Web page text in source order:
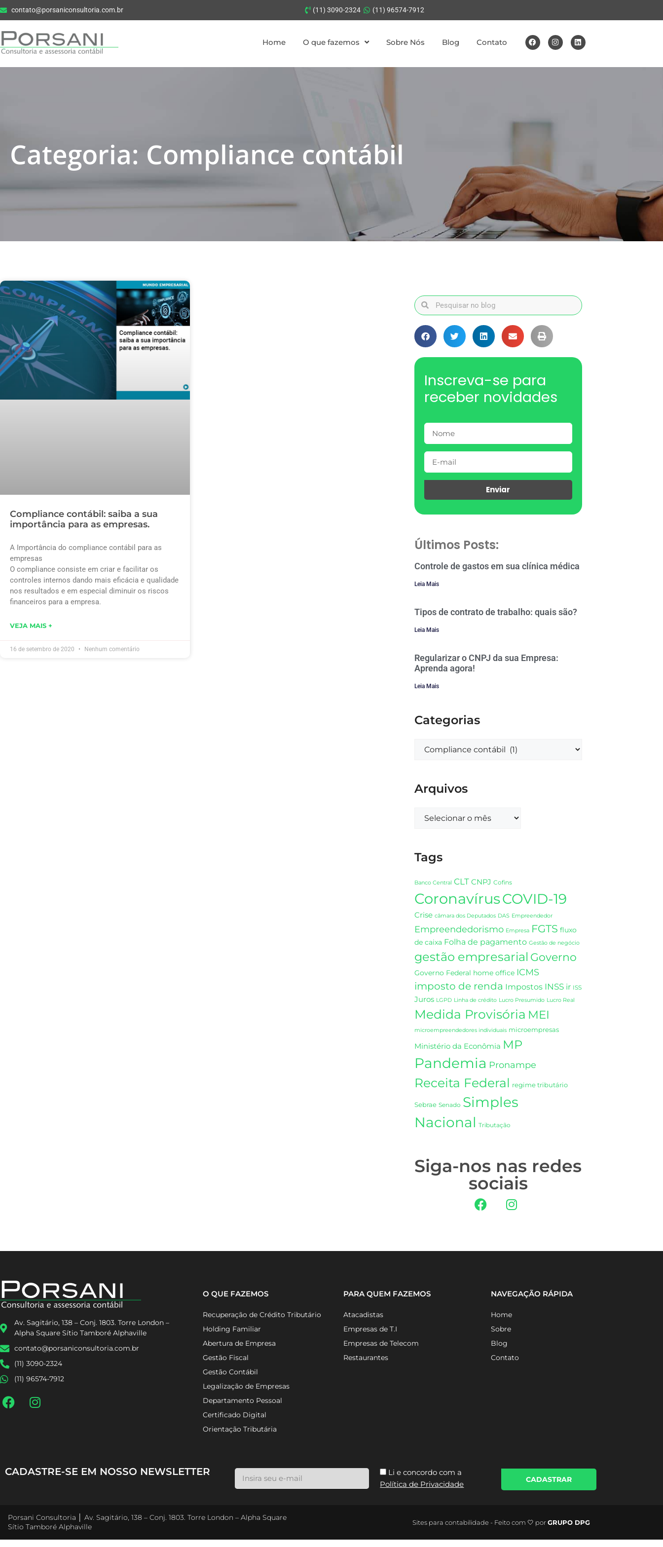
contato@porsaniconsultoria.com.br (11) 3090-2324 (11) 96574-7912
Home O que fazemos Sobre Nós Blog Contato
Categoria: Compliance contábil
Compliance contábil: saiba a sua
importância para as empresas.
A Importância do compliance contábil para as
empresas
O compliance consiste em criar e facilitar os
controles internos dando mais eficácia e qualidade
nos resultados e em especial diminuir os riscos
financeiros para a empresa.
VEJA MAIS +
16 de setembro de 2020 Nenhum comentário
Inscreva-se para
receber novidades
Enviar
Últimos Posts:
Controle de gastos em sua clínica médica
Leia Mais
Tipos de contrato de trabalho: quais são?
Leia Mais
Regularizar o CNPJ da sua Empresa:
Aprenda agora!
Leia Mais
Categorias
Arquivos
Tags
Banco Central CLT CNPJ Cofins
CoronavírusCOVID-19
Crise câmara dos Deputados DAS Empreendedor
Empreendedorismo Empresa FGTS fluxo
de caixa Folha de pagamento Gestão de negócio
gestão empresarial Governo
Governo Federal home office ICMS
imposto de renda Impostos INSS ir ISS
Juros LGPD Linha de crédito Lucro Presumido Lucro Real
Medida Provisória MEI
microempreendedores individuais microempresas
Ministério da Econômia MP
Pandemia Pronampe
Receita Federal regime tributário
Sebrae Senado Simples
Nacional Tributação
Siga-nos nas redes
sociais
Av. Sagitário, 138 – Conj. 1803. Torre London –
Alpha Square Sítio Tamboré Alphaville
contato@porsaniconsultoria.com.br
(11) 3090-2324
(11) 96574-7912
O QUE FAZEMOS
Recuperação de Crédito Tributário
Holding Familiar
Abertura de Empresa
Gestão Fiscal
Gestão Contábil
Legalização de Empresas
Departamento Pessoal
Certificado Digital
Orientação Tributária
PARA QUEM FAZEMOS
Atacadistas
Empresas de T.I
Empresas de Telecom
Restaurantes
NAVEGAÇÃO RÁPIDA
Home
Sobre
Blog
Contato
CADASTRE-SE EM NOSSO NEWSLETTER
Li e concordo com a
Política de Privacidade
CADASTRAR
Porsani Consultoria │ Av. Sagitário, 138 – Conj. 1803. Torre London – Alpha Square
Sítio Tamboré Alphaville
Sites para contabilidade - Feito com 🤍 porGRUPO DPG